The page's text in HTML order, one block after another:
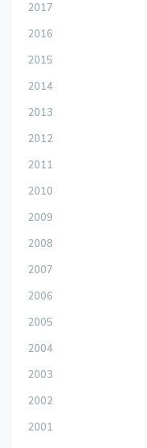
2017
2016
2015
2014
2013
2012
2011
2010
2009
2008
2007
2006
2005
2004
2003
2002
2001